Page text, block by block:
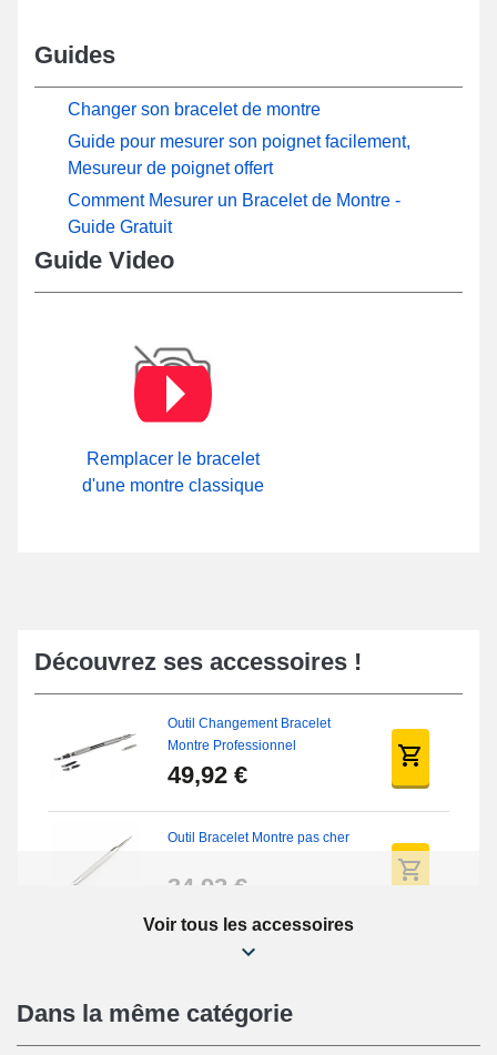
Guides
Changer son bracelet de montre
Guide pour mesurer son poignet facilement,
Mesureur de poignet offert
Comment Mesurer un Bracelet de Montre -
Guide Gratuit
Guide Video
Remplacer le bracelet
d'une montre classique
Découvrez ses accessoires !
Outil Changement Bracelet
Montre Professionnel
49,92 €
Outil Bracelet Montre pas cher
34,92 €
Kit Réparation Montre Débutant
16,90 €
Voir tous les accessoires
Dans la même catégorie